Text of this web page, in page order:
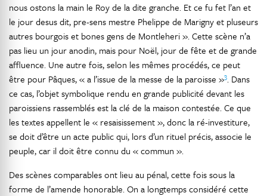
nous ostons la main le Roy de la dite granche. Et ce fu fet l’an et
le jour desus dit, pre-sens mestre Phelippe de Marigny et pluseurs
autres bourgois et bones gens de Montleheri ». Cette scène n’a
pas lieu un jour anodin, mais pour Noël, jour de fête et de grande
affluence. Une autre fois, selon les mêmes procédés, ce peut
être pour Pâques, « a l’issue de la messe de la paroisse »3. Dans
ce cas, l’objet symbolique rendu en grande publicité devant les
paroissiens rassemblés est la clé de la maison contestée. Ce que
les textes appellent le « resaisissement », donc la ré-investiture,
se doit d’être un acte public qui, lors d’un rituel précis, associe le
peuple, car il doit être connu du « commun ».
Des scènes comparables ont lieu au pénal, cette fois sous la
forme de l’amende honorable. On a longtemps considéré cette